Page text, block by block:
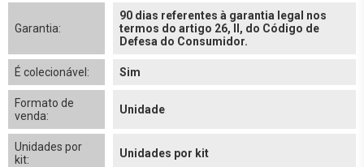
Garantia:
90 dias referentes à garantia legal nos
termos do artigo 26, II, do Código de
Defesa do Consumidor.
É colecionável: Sim
Formato de
venda:
Unidade
Unidades por
kit:
Unidades por kit